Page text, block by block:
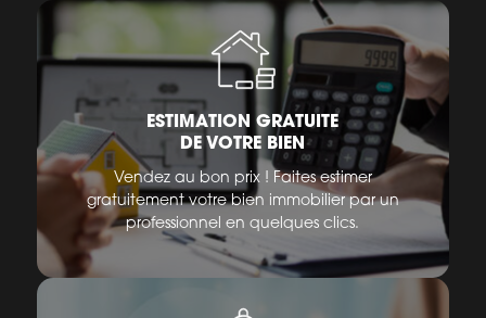
ESTIMATION GRATUITE
DE VOTRE BIEN
Vendez au bon prix ! Faites estimer
gratuitement votre bien immobilier par un
professionnel en quelques clics.